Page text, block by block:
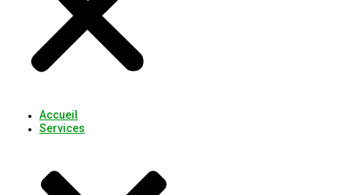
Accueil
Services